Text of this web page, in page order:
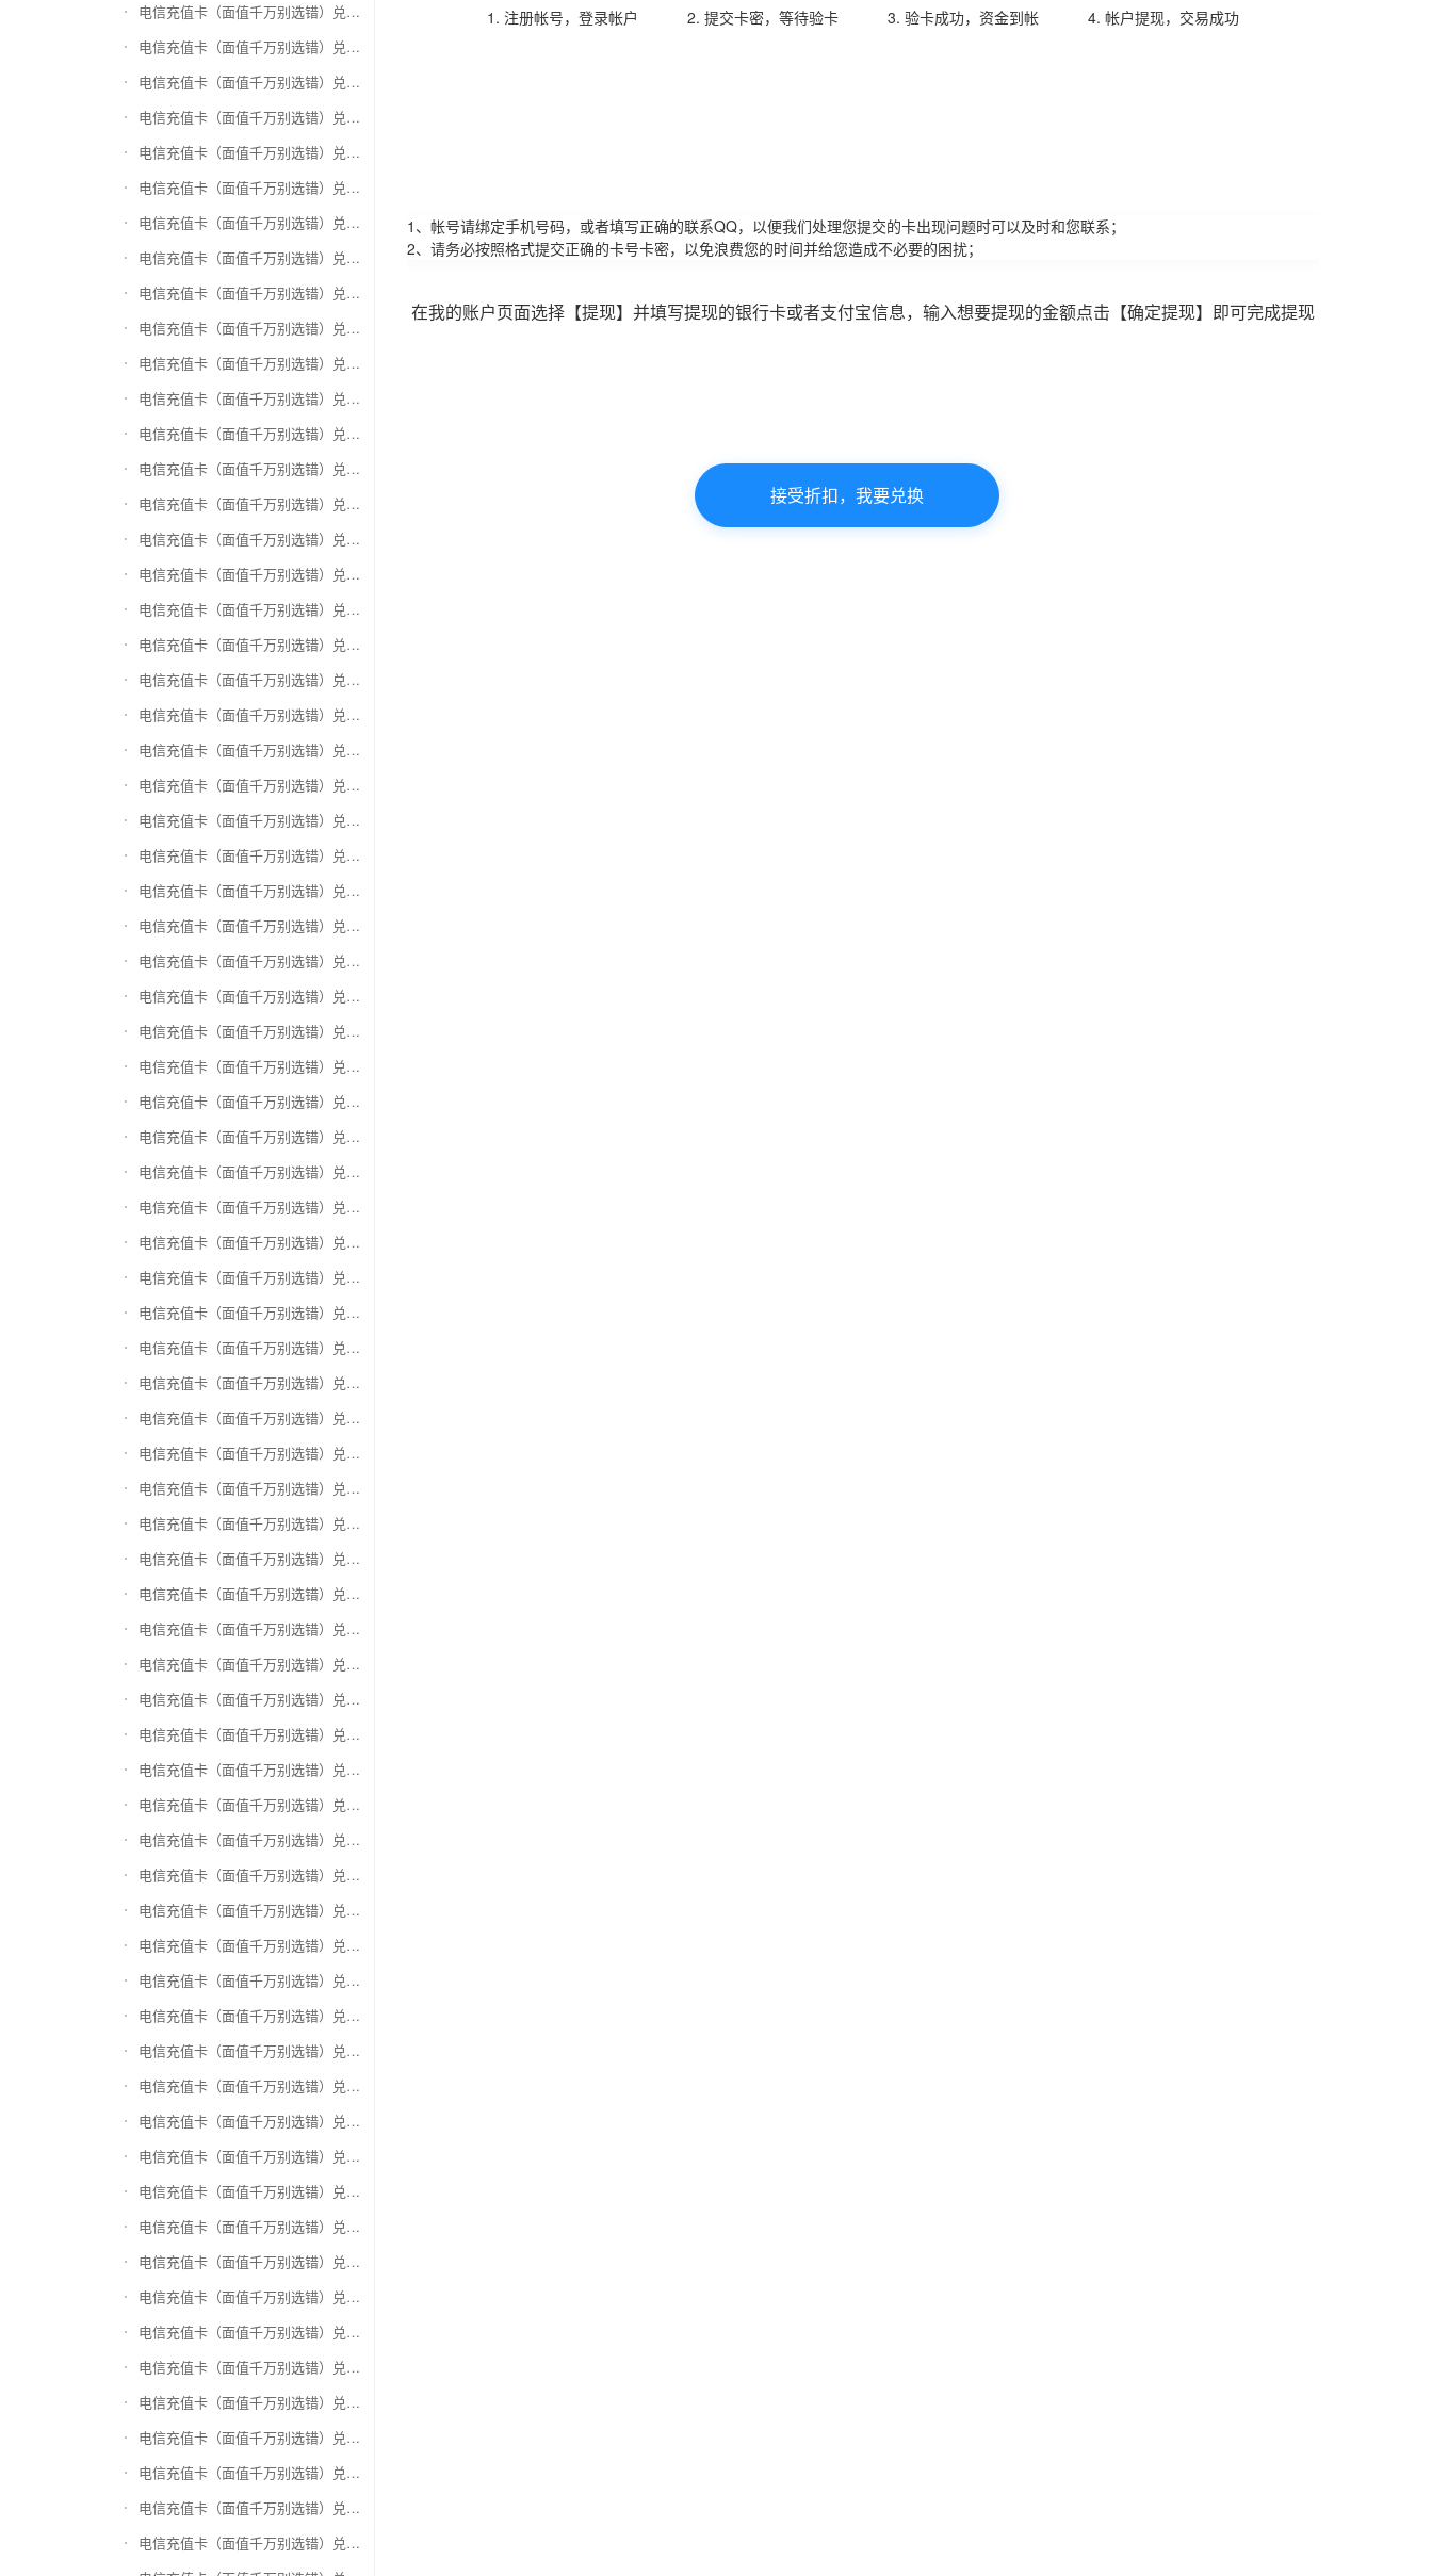
电信充值卡（面值千万别选错）兑换完美一卡通
电信充值卡（面值千万别选错）兑换久游一卡通
电信充值卡（面值千万别选错）兑换搜狐一卡通
电信充值卡（面值千万别选错）兑换中国区苹果充值卡
电信充值卡（面值千万别选错）兑换账号内Q币寄售（维护中）
电信充值卡（面值千万别选错）兑换唯品会礼品卡(唯品卡)
电信充值卡（面值千万别选错）兑换万商卡
电信充值卡（面值千万别选错）兑换飞银彩虹卡
电信充值卡（面值千万别选错）兑换天猫超市卡/享淘卡
电信充值卡（面值千万别选错）兑换万里通积分卡
电信充值卡（面值千万别选错）兑换壹钱包(壹卡会)
电信充值卡（面值千万别选错）兑换去哪儿礼品卡
电信充值卡（面值千万别选错）兑换阳光卡(阳光爱车)
电信充值卡（面值千万别选错）兑换华润万家购物卡
电信充值卡（面值千万别选错）兑换华润苏果卡(苏果超市卡)（维护 请暂停提交）
电信充值卡（面值千万别选错）兑换天虹购物卡
电信充值卡（面值千万别选错）兑换盒马生鲜礼品卡
电信充值卡（面值千万别选错）兑换屈臣氏
电信充值卡（面值千万别选错）兑换大润发购物卡
电信充值卡（面值千万别选错）兑换银泰百货银泰卡
电信充值卡（面值千万别选错）兑换物美/美通卡
电信充值卡（面值千万别选错）兑换世纪联华充值卡(杭州联华)
电信充值卡（面值千万别选错）兑换重百世纪卡(重庆百货)
电信充值卡（面值千万别选错）兑换南京中央商场购物卡
电信充值卡（面值千万别选错）兑换银座购物卡（黑卡）
电信充值卡（面值千万别选错）兑换叮咚买菜（限通用礼品卡）
电信充值卡（面值千万别选错）兑换上海家化卡
电信充值卡（面值千万别选错）兑换山东一卡通
电信充值卡（面值千万别选错）兑换大众E卡通
电信充值卡（面值千万别选错）兑换杭州市民卡
电信充值卡（面值千万别选错）兑换驴妈妈礼品卡
电信充值卡（面值千万别选错）兑换永辉超市卡（限实体卡）
电信充值卡（面值千万别选错）兑换中百超市购物卡
电信充值卡（面值千万别选错）兑换爱奇艺会员激活码
电信充值卡（面值千万别选错）兑换腾讯视频会员激活码
电信充值卡（面值千万别选错）兑换优酷会员激活码
电信充值卡（面值千万别选错）兑换搜狐视频
电信充值卡（面值千万别选错）兑换芒果TV
电信充值卡（面值千万别选错）兑换QQ音乐
电信充值卡（面值千万别选错）兑换酷狗音乐
电信充值卡（面值千万别选错）兑换周黑鸭
电信充值卡（面值千万别选错）兑换一号店礼品卡
电信充值卡（面值千万别选错）兑换亚马逊（只要实体卡）
电信充值卡（面值千万别选错）兑换中粮我买网礼品卡
电信充值卡（面值千万别选错）兑换当当礼品卡
电信充值卡（面值千万别选错）兑换国美红券
电信充值卡（面值千万别选错）兑换盛付通卡
电信充值卡（面值千万别选错）兑换付费通
电信充值卡（面值千万别选错）兑换得仕通卡
电信充值卡（面值千万别选错）兑换便利通卡
电信充值卡（面值千万别选错）兑换同程旅游卡
电信充值卡（面值千万别选错）兑换万能消费卡
电信充值卡（面值千万别选错）兑换生活杉德卡
电信充值卡（面值千万别选错）兑换世通卡
电信充值卡（面值千万别选错）兑换商盟卡
电信充值卡（面值千万别选错）兑换赢点生活卡
电信充值卡（面值千万别选错）兑换智惠卡
电信充值卡（面值千万别选错）兑换途牛商旅卡
电信充值卡（面值千万别选错）兑换天天一卡通
电信充值卡（面值千万别选错）兑换(易初)卜蜂莲花礼品卡
电信充值卡（面值千万别选错）兑换神州运通超级卡(运通网购卡)
电信充值卡（面值千万别选错）兑换中石油省卡
电信充值卡（面值千万别选错）兑换必胜客
电信充值卡（面值千万别选错）兑换星巴克
电信充值卡（面值千万别选错）兑换哈根达斯电子券
电信充值卡（面值千万别选错）兑换平安1768欢乐豆
电信充值卡（面值千万别选错）兑换金山一卡通
电信充值卡（面值千万别选错）兑换汉购通
电信充值卡（面值千万别选错）兑换肯德基
电信充值卡（面值千万别选错）兑换CoCo
电信充值卡（面值千万别选错）兑换COSTA
电信充值卡（面值千万别选错）兑换滴滴打车
电信充值卡（面值千万别选错）兑换锦江e卡通(锦江一卡通)
1. 注册帐号，登录帐户 2. 提交卡密，等待验卡 3. 验卡成功，资金到帐 4. 帐户提现，交易成功
1、帐号请绑定手机号码，或者填写正确的联系QQ，以便我们处理您提交的卡出现问题时可以及时和您联系；
2、请务必按照格式提交正确的卡号卡密，以免浪费您的时间并给您造成不必要的困扰；
在我的账户页面选择【提现】并填写提现的银行卡或者支付宝信息，输入想要提现的金额点击【确定提现】即可完成提现
接受折扣，我要兑换